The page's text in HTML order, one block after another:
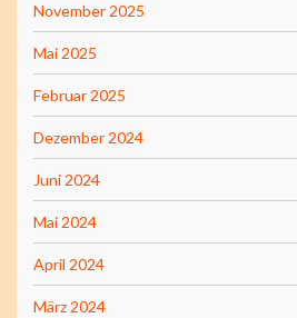
November 2025
Mai 2025
Februar 2025
Dezember 2024
Juni 2024
Mai 2024
April 2024
März 2024